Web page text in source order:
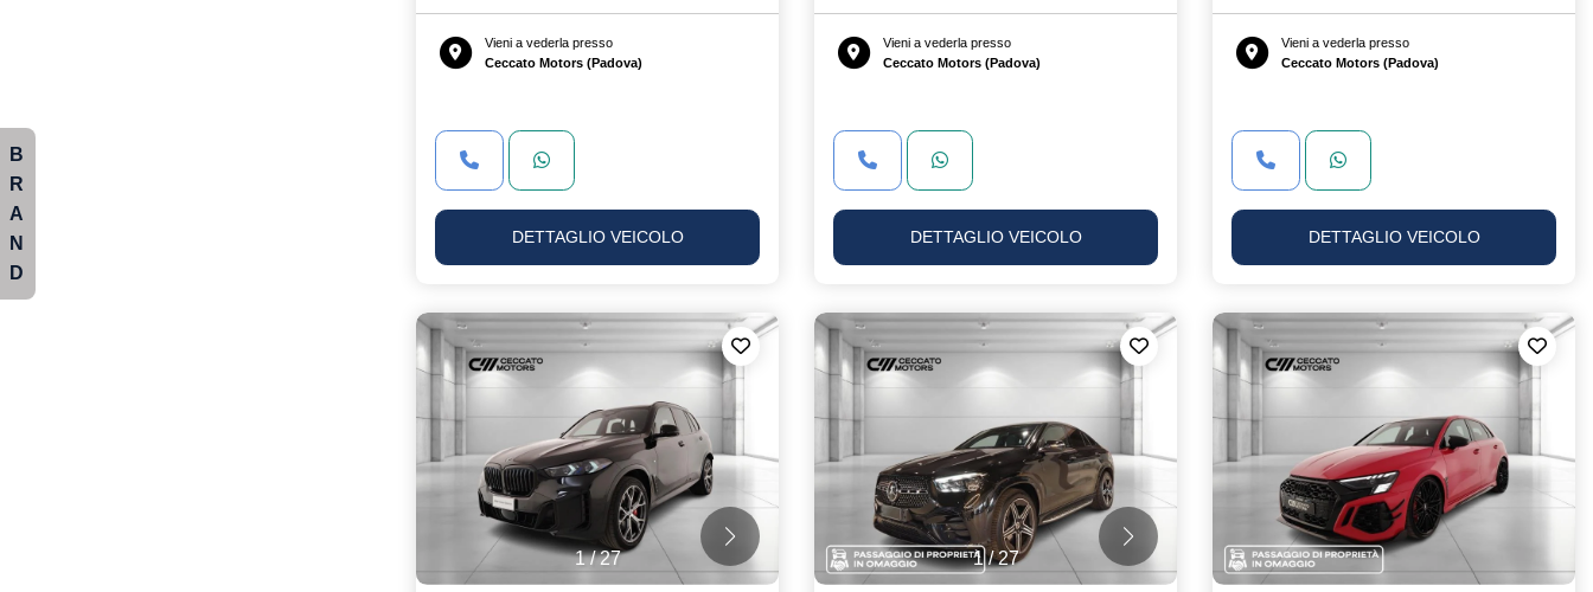
Vieni a vederla presso
Ceccato Motors (Padova)
DETTAGLIO VEICOLO
Vieni a vederla presso
Ceccato Motors (Padova)
DETTAGLIO VEICOLO
Vieni a vederla presso
Ceccato Motors (Padova)
DETTAGLIO VEICOLO
1/27 1/27
B
R
A
N
D